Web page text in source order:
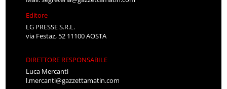
Editore
LG PRESSE S.R.L.
via Festaz, 52 11100 AOSTA
DIRETTORE RESPONSABILE
Luca Mercanti
l.mercanti@gazzettamatin.com